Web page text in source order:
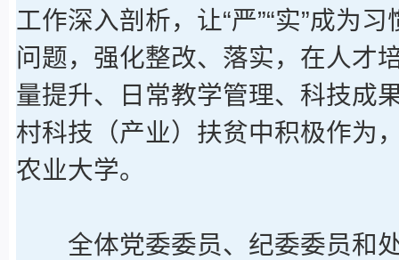
工作深入剖析，让“严”“实”成为
问题，强化整改、落实，在人才
量提升、日常教学管理、科技成
村科技（产业）扶贫中积极作为
农业大学。
全体党委委员、纪委委员和处